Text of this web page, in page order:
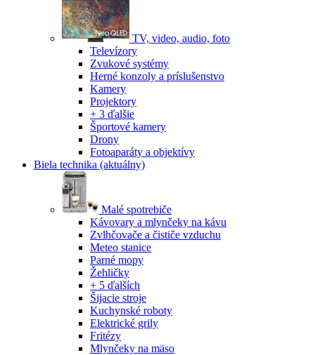
TV, video, audio, foto
Televízory
Zvukové systémy
Herné konzoly a príslušenstvo
Kamery
Projektory
+ 3 ďalšie
Športové kamery
Drony
Fotoaparáty a objektívy
Biela technika (aktuálny)
Malé spotrebiče
Kávovary a mlynčeky na kávu
Zvlhčovače a čističe vzduchu
Meteo stanice
Parné mopy
Žehličky
+ 5 ďalších
Šijacie stroje
Kuchynské roboty
Elektrické grily
Fritézy
Mlynčeky na mäso